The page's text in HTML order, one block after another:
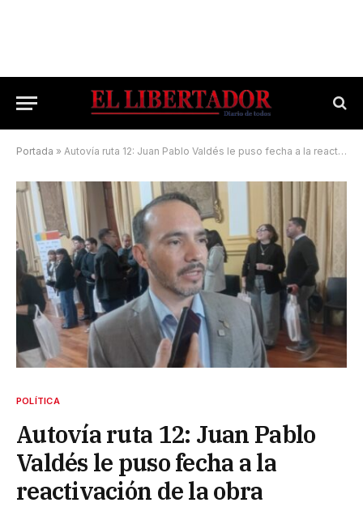
Portada » Autovía ruta 12: Juan Pablo Valdés le puso fecha a la reactivación de la obra
POLÍTICA
Autovía ruta 12: Juan Pablo
Valdés le puso fecha a la
reactivación de la obra